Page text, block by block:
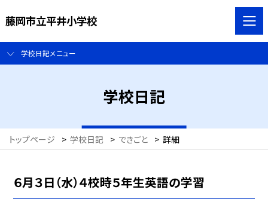
藤岡市立平井小学校
学校日記メニュー
学校日記
トップページ > 学校日記 > できごと > 詳細
６月３日（水）４校時５年生英語の学習